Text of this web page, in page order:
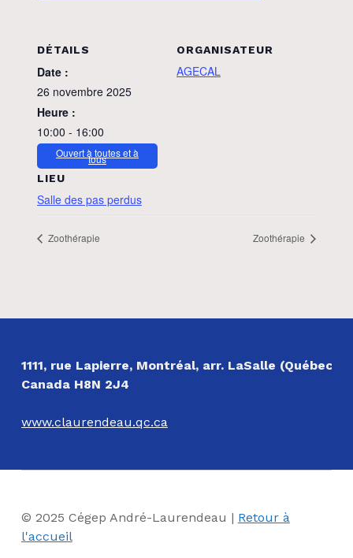
DÉTAILS
Date :
26 novembre 2025
Heure :
10:00 - 16:00
Ouvert à toutes et à
tous
LIEU
Salle des pas perdus
ORGANISATEUR
AGECAL
Zoothérapie Zoothérapie
1111, rue Lapierre, Montréal, arr. LaSalle (Québec)
Canada H8N 2J4
www.claurendeau.qc.ca
© 2025 Cégep André-Laurendeau | Retour à
l'accueil